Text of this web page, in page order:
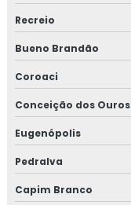
Recreio
Bueno Brandão
Coroaci
Conceição dos Ouros
Eugenópolis
Pedralva
Capim Branco